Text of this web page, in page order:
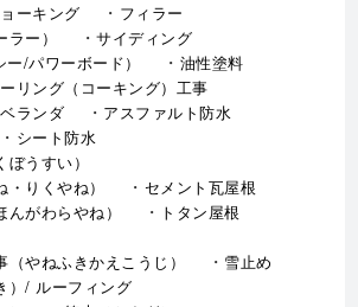
ーキング
フィラー
ー）
サイディング
/パワーボード）
油性塗料
リング（コーキング）工事
ベランダ
アスファルト防水
シート防水
うすい）
りくやね）
セメント瓦屋根
がわらやね）
トタン屋根
やねふきかえこうじ）
雪止め
）/ ルーフィング